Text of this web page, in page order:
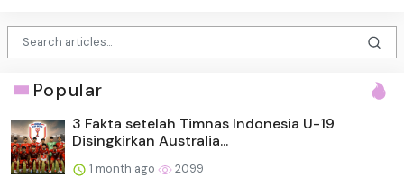
Popular
3 Fakta setelah Timnas Indonesia U-19
Disingkirkan Australia...
1 month ago 2099